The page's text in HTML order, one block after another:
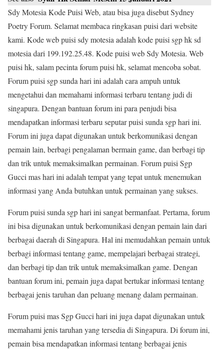
Sdy Motesia Kode Puisi Web, atau bisa juga disebut Sydney
Poetry Forum. Selamat membaca ringkasan puisi dari website
kami. Kode web puisi sdy motesia adalah kode puisi sgp hk sd
motesia dari 199.192.25.48. Kode puisi web Sdy Motesia. Web
puisi hk, salam pecinta forum puisi hk, selamat mencoba sobat.
Forum puisi sgp sunda hari ini adalah cara ampuh untuk
mengetahui dan memahami informasi terbaru tentang judi di
singapura. Dengan bantuan forum ini para penjudi bisa
mendapatkan informasi terbaru seputar puisi sunda sgp hari ini.
Forum ini juga dapat digunakan untuk berkomunikasi dengan
pemain lain, berbagi pengalaman bermain game, dan berbagi tip
dan trik untuk memaksimalkan permainan. Forum puisi Sgp
Gucci mas hari ini adalah tempat yang tepat untuk menemukan
informasi yang Anda butuhkan untuk permainan yang sukses.
Forum puisi sunda sgp hari ini sangat bermanfaat. Pertama, forum
ini bisa digunakan untuk berkomunikasi dengan pemain lain dari
berbagai daerah di Singapura. Hal ini memudahkan pemain untuk
berbagi informasi tentang game, mempelajari berbagai strategi,
dan berbagi tip dan trik untuk memaksimalkan game. Dengan
bantuan forum ini, pemain juga dapat bertukar informasi tentang
berbagai jenis taruhan dan peluang menang dalam permainan.
Forum puisi mas Sgp Gucci hari ini juga dapat digunakan untuk
memahami jenis taruhan yang tersedia di Singapura. Di forum ini,
pemain bisa mendapatkan informasi tentang berbagai jenis